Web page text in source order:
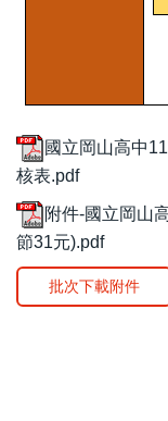
國立岡山高中
核表.pdf
附件-國立岡山
節31元).pdf
批次下載附件